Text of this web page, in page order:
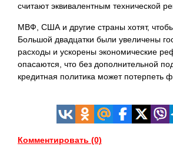
считаютэквивалентным технической
МВФ, США и другие страны хотят,
Большой двадцатки были увеличены
расходы и ускорены экономические
опасаются, что без дополнительной
кредитная политика может потерпеть
Комментировать (0)